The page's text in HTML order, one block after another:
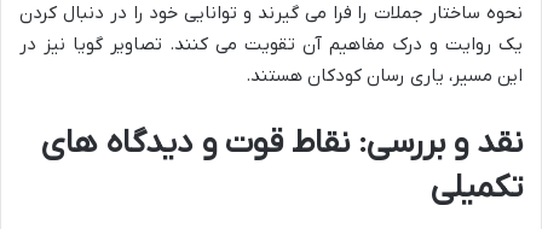
نحوه ساختار جملات را فرا می گیرند و توانایی خود را در دنبال کردن
یک روایت و درک مفاهیم آن تقویت می کنند. تصاویر گویا نیز در
این مسیر، یاری رسان کودکان هستند.
نقد و بررسی: نقاط قوت و دیدگاه های
تکمیلی